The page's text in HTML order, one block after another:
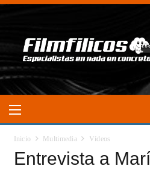
Inicio Multimedia Vídeos
Entrevista a